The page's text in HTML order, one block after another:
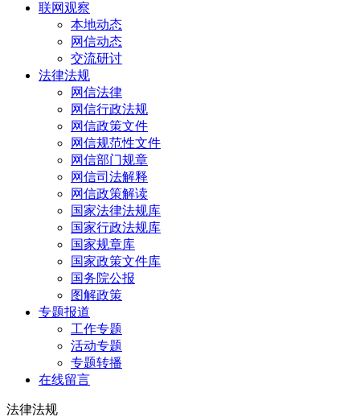
联网观察
本地动态
网信动态
交流研讨
法律法规
网信法律
网信行政法规
网信政策文件
网信规范性文件
网信部门规章
网信司法解释
网信政策解读
国家法律法规库
国家行政法规库
国家规章库
国家政策文件库
国务院公报
图解政策
专题报道
工作专题
活动专题
专题转播
在线留言
法律法规